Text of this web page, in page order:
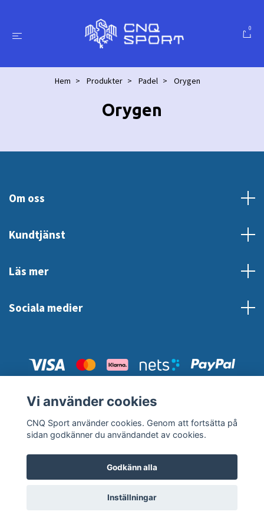
0
Hem Produkter Padel Orygen
Orygen
Om oss
Kundtjänst
Läs mer
Sociala medier
Vi använder cookies
CNQ Sport använder cookies. Genom att fortsätta på
sidan godkänner du användandet av cookies.
Godkänn alla
Inställningar